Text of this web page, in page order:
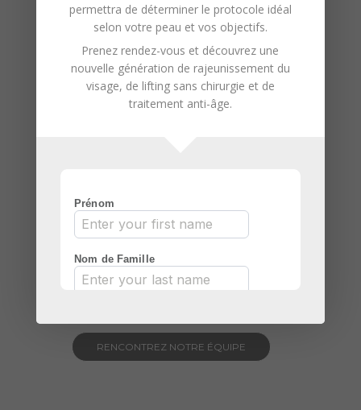
relaxante et confortable.
Utilisation de Techniques
Avancées :Notre institut utilise des
méthodes modernes et efficaces,
adaptées à différents types de
d’hygiène et de sécurité strictes
pour assurer un environnement sûr
Entre des mains expertes ! fais nous
RENCONTREZ NOTRE ÉQUIPE
permettra de déterminer le protocole idéal
selon votre peau et vos objectifs.
Prenez rendez-vous et découvrez une
nouvelle génération de rajeunissement du
visage, de lifting sans chirurgie et de
traitement anti-âge.